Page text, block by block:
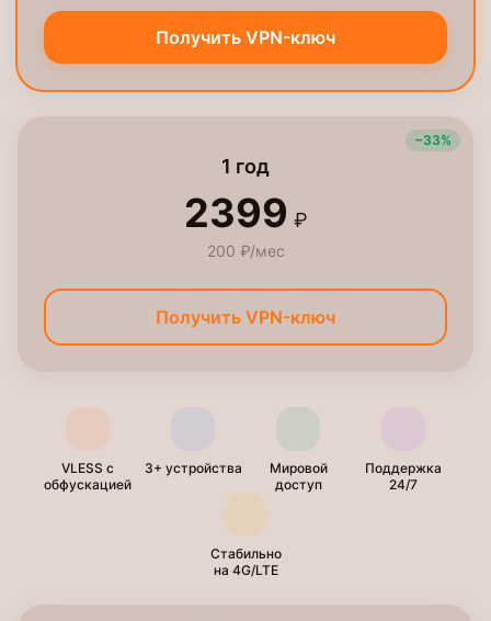
Получить VPN-ключ
−33%
1 год
2399 ₽
200 ₽/мес
Получить VPN-ключ
VLESS с
обфускацией
3+ устройства
Мировой
доступ
Поддержка
24/7
Стабильно
на 4G/LTE